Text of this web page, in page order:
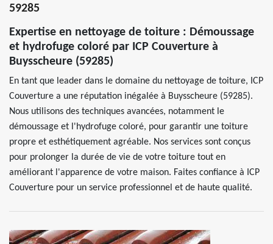
59285
Expertise en nettoyage de toiture : Démoussage
et hydrofuge coloré par ICP Couverture à
Buysscheure (59285)
En tant que leader dans le domaine du nettoyage de toiture, ICP
Couverture a une réputation inégalée à Buysscheure (59285).
Nous utilisons des techniques avancées, notamment le
démoussage et l'hydrofuge coloré, pour garantir une toiture
propre et esthétiquement agréable. Nos services sont conçus
pour prolonger la durée de vie de votre toiture tout en
améliorant l'apparence de votre maison. Faites confiance à ICP
Couverture pour un service professionnel et de haute qualité.